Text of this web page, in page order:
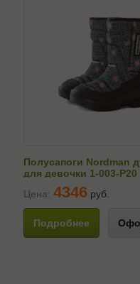
Полусапоги Nordman
для девочки 1-003-P20
Цена: 4346 руб.
Подробнее